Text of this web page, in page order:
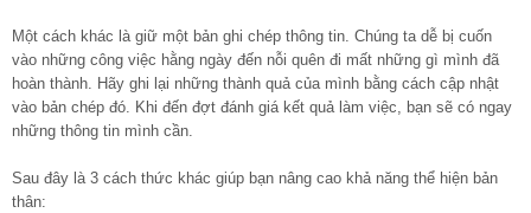
Một cách khác là giữ một bản ghi chép thông tin. Chúng ta dễ bị cuốn
vào những công việc hằng ngày đến nỗi quên đi mất những gì mình đã
hoàn thành. Hãy ghi lại những thành quả của mình bằng cách cập nhật
vào bản chép đó. Khi đến đợt đánh giá kết quả làm việc, bạn sẽ có ngay
những thông tin mình cần.
Sau đây là 3 cách thức khác giúp bạn nâng cao khả năng thể hiện bản
thân: